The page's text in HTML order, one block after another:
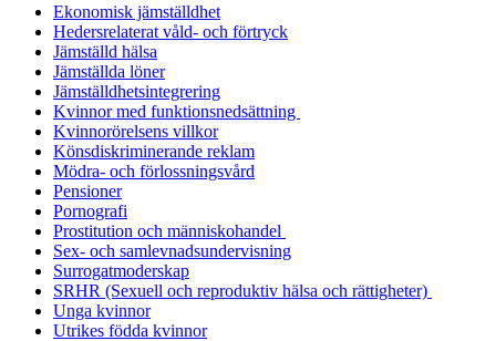
Ekonomisk jämställdhet
Hedersrelaterat våld- och förtryck
Jämställd hälsa
Jämställda löner
Jämställdhetsintegrering
Kvinnor med funktionsnedsättning
Kvinnorörelsens villkor
Könsdiskriminerande reklam
Mödra- och förlossningsvård
Pensioner
Pornografi
Prostitution och människohandel
Sex- och samlevnadsundervisning
Surrogatmoderskap
SRHR (Sexuell och reproduktiv hälsa och rättigheter)
Unga kvinnor
Utrikes födda kvinnor